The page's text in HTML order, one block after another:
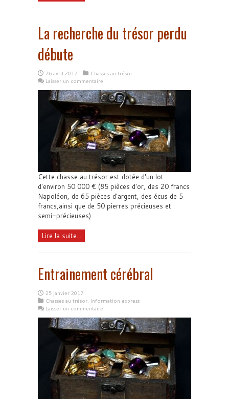
La recherche du trésor perdu
débute
26 avril 2017
Chasses au trésor
Laisser un commentaire
Cette chasse au trésor est dotée d'un lot
d'environ 50 000 € (85 pièces d'or, des 20 francs
Napoléon, de 65 pièces d'argent, des écus de 5
francs,ainsi que de 50 pierres précieuses et
semi-précieuses)
Lire la suite...
Entrainement cérébral
25 janvier 2017
Chasses au trésor, Information express
Laisser un commentaire